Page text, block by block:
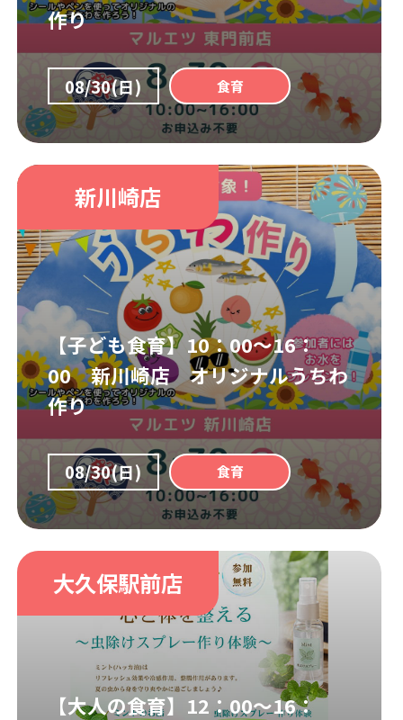
作り
08/30(日) 食育
【子ども食育】10：00～16：
00 新川崎店 オリジナルうちわ
作り
08/30(日) 食育
新川崎店
【大人の食育】12：00～16：
大久保駅前店